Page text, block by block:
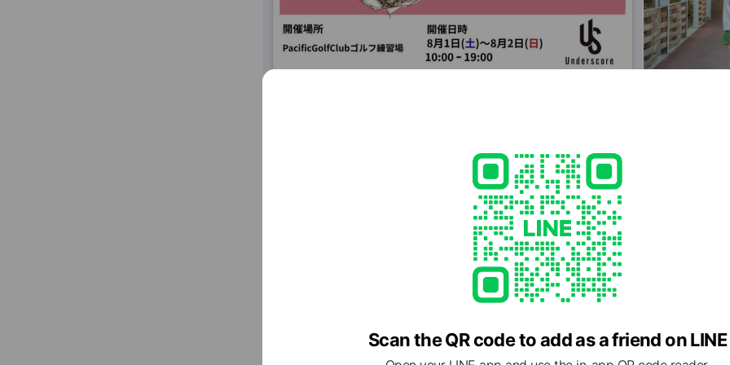
Scan the QR code to add as a friend on LINE